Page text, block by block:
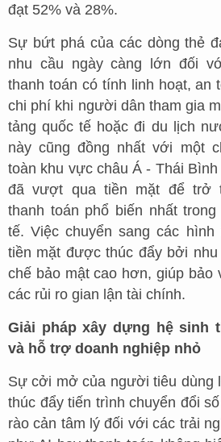
đạt 52% và 28%.
Sự bứt phá của các dòng thẻ
nhu cầu ngày càng lớn đối
thanh toán có tính linh hoạt, an
chi phí khi người dân tham gia
tảng quốc tế hoặc đi du lịch
này cũng đồng nhất với một
toàn khu vực châu Á - Thái
đã vượt qua tiền mặt để trở
thanh toán phổ biến nhất
tế. Việc chuyển sang các
tiền mặt được thúc đẩy bởi
chế bảo mật cao hơn, giúp
các rủi ro gian lận tài chính.
Giải pháp xây dựng hệ sinh
và hỗ trợ doanh nghiệp nhỏ
Sự cởi mở của người tiêu dùng
thúc đẩy tiến trình chuyển đổi
rào cản tâm lý đối với các trải